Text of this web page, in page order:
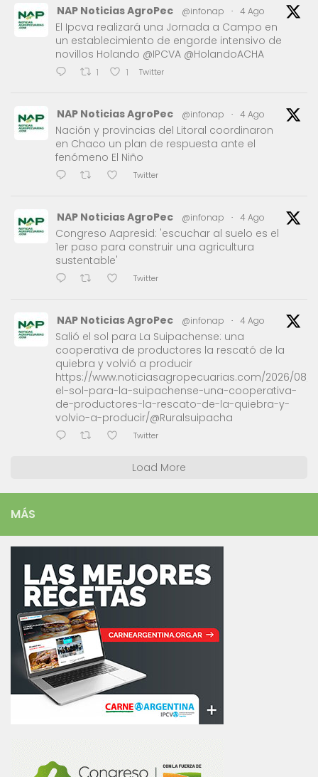
NAP Noticias AgroPec @infonap · 4 Ago
El Ipcva realizará una Jornada a Campo en
un establecimiento de engorde intensivo de
novillos Holando @IPCVA @HolandoACHA
1 1 Twitter
NAP Noticias AgroPec @infonap · 4 Ago
Nación y provincias del Litoral coordinaron
en Chaco un plan de respuesta ante el
fenómeno El Niño
Twitter
NAP Noticias AgroPec @infonap · 4 Ago
Congreso Aapresid: 'escuchar al suelo es el
1er paso para construir una agricultura
sustentable'
Twitter
NAP Noticias AgroPec @infonap · 4 Ago
Salió el sol para La Suipachense: una
cooperativa de productores la rescató de la
quiebra y volvió a producir
https://www.noticiasagropecuarias.com/2026/08/
el-sol-para-la-suipachense-una-cooperativa-
de-productores-la-rescato-de-la-quiebra-y-
volvio-a-producir/@Ruralsuipacha
Twitter
Load More
MÁS